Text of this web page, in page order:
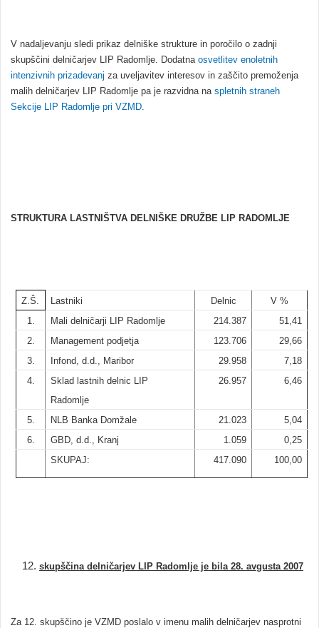
V nadaljevanju sledi prikaz delniške strukture in poročilo o zadnji
skupščini delničarjev LIP Radomlje. Dodatna osvetlitev enoletnih
intenzivnih prizadevanj za uveljavitev interesov in zaščito premoženja
malih delničarjev LIP Radomlje pa je razvidna na spletnih straneh
Sekcije LIP Radomlje pri VZMD.
STRUKTURA LASTNIŠTVA DELNIŠKE DRUŽBE LIP RADOMLJE
Z.Š. Lastniki Delnic
V %
1.
Mali delničarji LIP Radomlje 214.387
51,41
2.
Management podjetja 123.706
29,66
3.
Infond, d.d., Maribor 29.958
7,18
4.
Sklad lastnih delnic LIP
Radomlje
26.957 6,46
5. NLB Banka Domžale 21.023
5,04
6.
GBD, d.d., Kranj 1.059
0,25
SKUPAJ:
417.090 100,00
skupščina delničarjev LIP Radomlje je bila 28. avgusta 2007
Za 12. skupščino je VZMD poslalo v imenu malih delničarjev nasprotni